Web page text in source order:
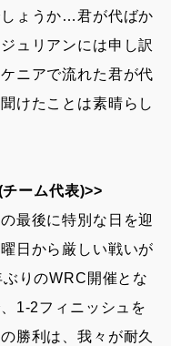
ょうか…君が代ばか
ュリアンには申し訳
ニアで流れた君が代
けたことは素晴らし
ーム代表)>>
最後に特別な日を迎
日から厳しい戦いが
りのWRC開催とな
1-2フィニッシュを
勝利は、我々が耐久